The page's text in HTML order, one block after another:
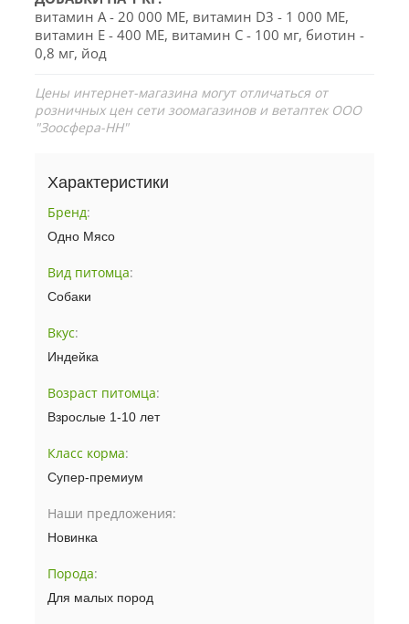
витамин А - 20 000 МЕ, витамин D3 - 1 000 МЕ,
витамин Е - 400 МЕ, витамин С - 100 мг, биотин -
0,8 мг, йод
Цены интернет-магазина могут отличаться от
розничных цен сети зоомагазинов и ветаптек ООО
"Зоосфера-НН"
Характеристики
Бренд:
Одно Мясо
Вид питомца:
Собаки
Вкус:
Индейка
Возраст питомца:
Взрослые 1-10 лет
Класс корма:
Супер-премиум
Наши предложения:
Новинка
Порода:
Для малых пород